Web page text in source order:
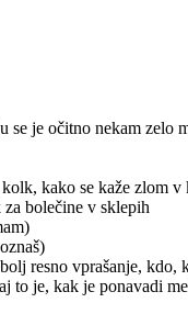
je očitno nekam zelo
kako se kaže zlom v
bolečine v sklepih
resno vprašanje, kdo,
to je, kak je ponavadi